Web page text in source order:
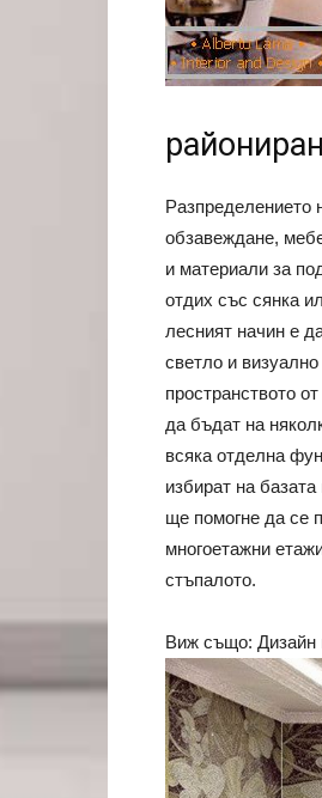
Разпределението
обзавеждане,
и материали за
отдих със сянка
лесният начин е
светло и
пространството
да бъдат на
всяка отделна
избират на
ще помогне да се
многоетажни
стъпалото.
Виж също: Дизайн